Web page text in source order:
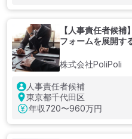
【人事責任者候
フォームを展開す
株式会社PoliPoli
人事責任者候補
東京都千代田区
年収720〜960万円